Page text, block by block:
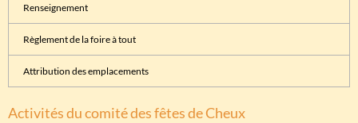
Renseignement
Règlement de la foire à tout
Attribution des emplacements
Activités du comité des fêtes de Cheux